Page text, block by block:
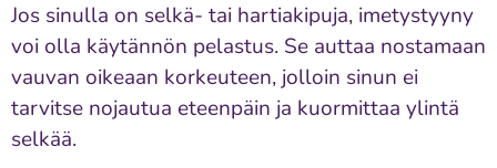
Jos sinulla on selkä- tai hartiakipuja, imetystyyny
voi olla käytännön pelastus. Se auttaa nostamaan
vauvan oikeaan korkeuteen, jolloin sinun ei
tarvitse nojautua eteenpäin ja kuormittaa ylintä
selkää.